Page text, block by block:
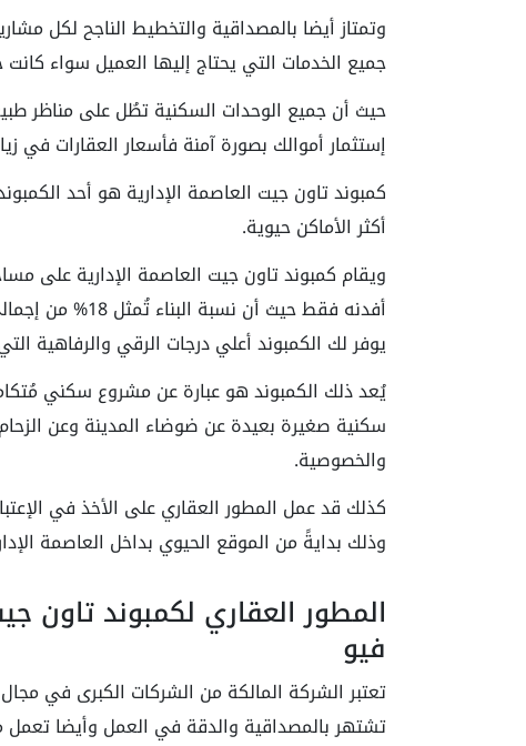
وتمتاز أيضا بالمصداقية والتخطيط الناجح لكل
جميع الخدمات التي يحتاج إليها العميل سواء
حيث أن جميع الوحدات السكنية تطُل على مناظر
إستثمار أموالك بصورة آمنة فأسعار العقارات في
كمبوند تاون جيت العاصمة الإدارية هو أحد
أكثر الأماكن حيوية.
أفدنه فقط حيث
يوفر لك الكمبوند أعلي درجات الرقي والرفاهية
يُعد ذلك الكمبوند هو عبارة عن مشروع سكني
سكنية صغيرة بعيدة عن ضوضاء المدينة وعن
والخصوصية.
كذلك قد عمل المطور العقاري على الأخذ في
وذلك بدايةً من الموقع الحيوي بداخل العاصمة
المطور العقاري لكمبوند تاون
فيو
تعتبر الشركة المالكة من الشركات الكبرى في
تشتهر بالمصداقية والدقة في العمل وأيضا